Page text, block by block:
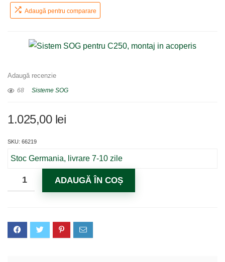
Adaugă pentru comparare
Adaugă recenzie
68 Sisteme SOG
1.025,00 lei
SKU: 66219
Stoc Germania, livrare 7-10 zile
ADAUGĂ ÎN COȘ